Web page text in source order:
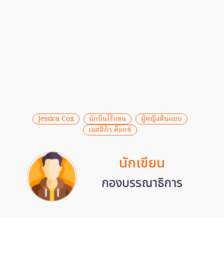
Jessica Cox นักบินไร้แขน
ผู้หญิงต้นแบบ
เจสสิก้า ค็อกซ์
นักเขียน
กองบรรณาธิการ